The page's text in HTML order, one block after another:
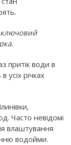
ключовий
притік води в
річках
Часто невідомі
влаштування
водойми.